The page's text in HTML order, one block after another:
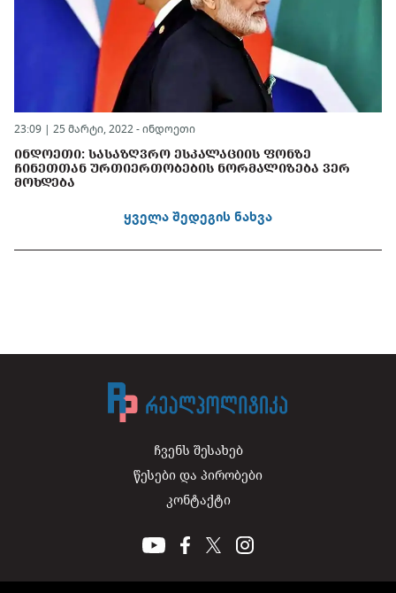
23:09 | 25 მარტი, 2022 - ინდოეთი
ᲘᲜᲓᲝᲔᲗᲘ: ᲡᲐᲡᲐᲖᲦᲕᲠᲝ ᲔᲡᲙᲐᲚᲐᲪᲘᲘᲡ ᲤᲝᲜᲖᲔ
ᲩᲘᲜᲔᲗᲗᲐᲜ ᲣᲠᲗᲘᲔᲠᲗᲝᲑᲔᲑᲘᲡ ᲜᲝᲠᲛᲐᲚᲘᲖᲔᲑᲐ ᲕᲔᲠ
ᲛᲝᲮᲓᲔᲑᲐ
ყველა შედეგის ნახვა
ჩვენს შესახებ
წესები და პირობები
კონტაქტი